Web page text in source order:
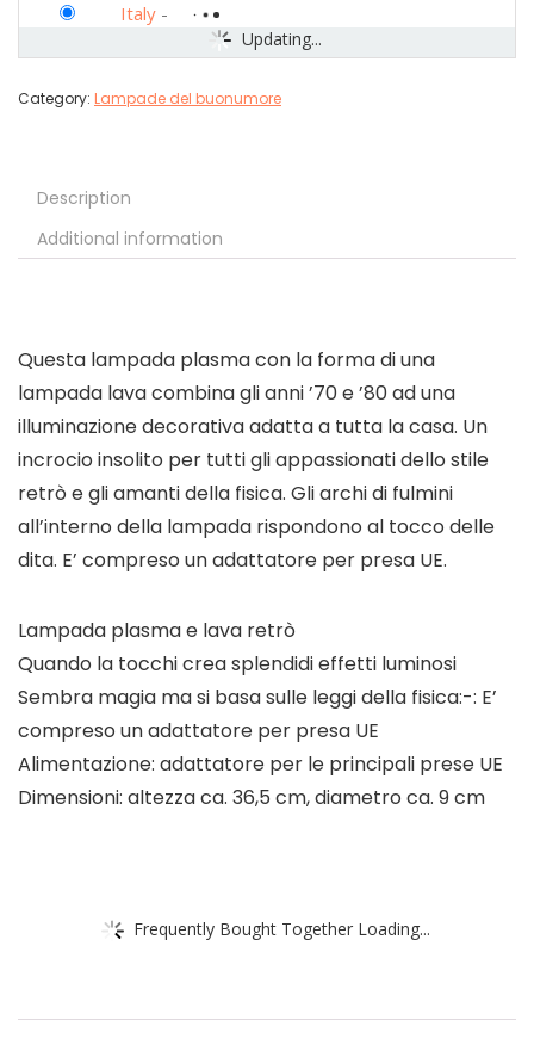
Updating...
Italy -
Category: Lampade del buonumore
Description
Additional information
Questa lampada plasma con la forma di una
lampada lava combina gli anni ’70 e ’80 ad una
illuminazione decorativa adatta a tutta la casa. Un
incrocio insolito per tutti gli appassionati dello stile
retrò e gli amanti della fisica. Gli archi di fulmini
all’interno della lampada rispondono al tocco delle
dita. E’ compreso un adattatore per presa UE.
Lampada plasma e lava retrò
Quando la tocchi crea splendidi effetti luminosi
Sembra magia ma si basa sulle leggi della fisica:-: E’
compreso un adattatore per presa UE
Alimentazione: adattatore per le principali prese UE
Dimensioni: altezza ca. 36,5 cm, diametro ca. 9 cm
Frequently Bought Together Loading...